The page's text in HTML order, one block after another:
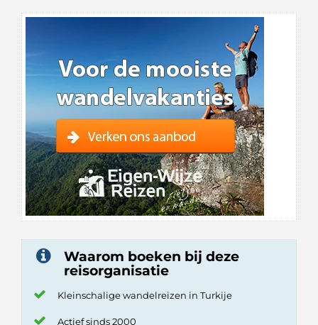
Waarom boeken bij deze
reisorganisatie
Kleinschalige wandelreizen in Turkije
Actief sinds 2000